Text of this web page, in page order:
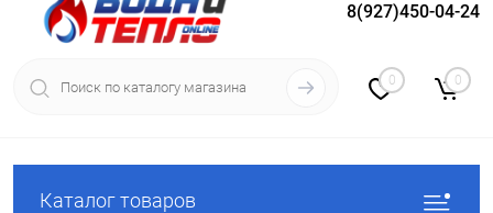
Вход Регистрация
8(927)450-04-24
0 0
Каталог товаров